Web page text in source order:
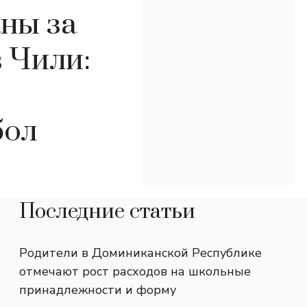
за
Чили:
Последние статьи
Родители в Доминиканской Республике
отмечают рост расходов на школьные
принадлежности и форму